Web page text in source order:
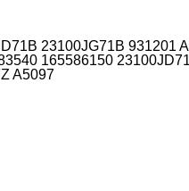
23100JG71B 931201
165586150
A5097